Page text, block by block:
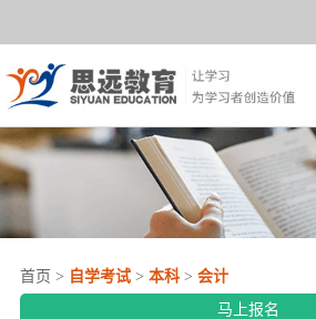
页
思
远
简
介
自
学
考
成
人
首页 > 自学考试> 本科> 会计
马上报名